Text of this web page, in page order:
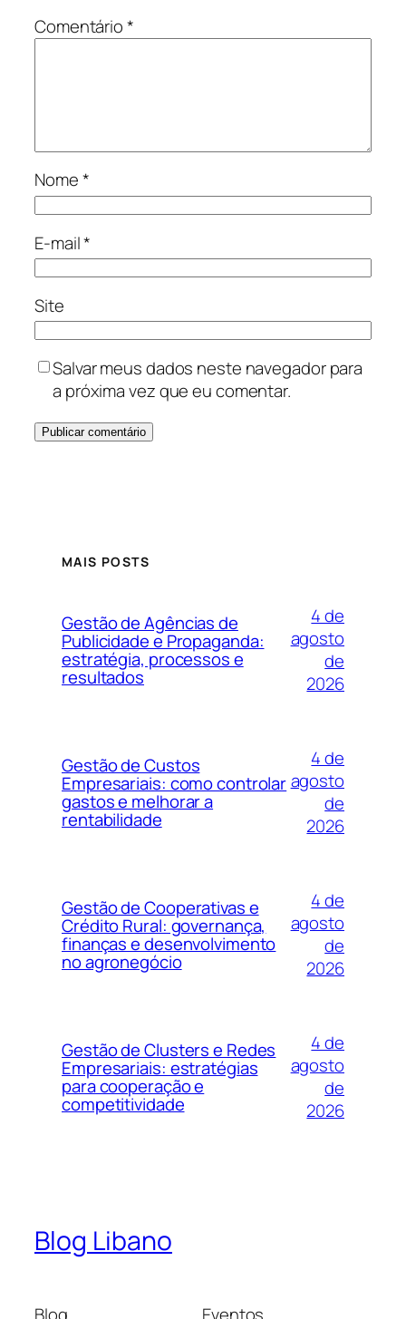
Comentário*
Nome*
E-mail*
Site
Salvar meus dados neste navegador para
a próxima vez que eu comentar.
MAIS POSTS
Gestão de Agências de
Publicidade e Propaganda:
estratégia, processos e
resultados
4 de
agosto
de
2026
Gestão de Custos
Empresariais: como controlar
gastos e melhorar a
rentabilidade
4 de
agosto
de
2026
Gestão de Cooperativas e
Crédito Rural: governança,
finanças e desenvolvimento
no agronegócio
4 de
agosto
de
2026
Gestão de Clusters e Redes
Empresariais: estratégias
para cooperação e
competitividade
4 de
agosto
de
2026
Blog Libano